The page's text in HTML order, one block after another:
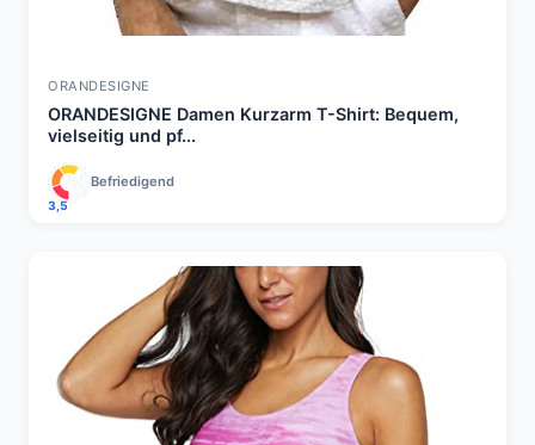
ORANDESIGNE
ORANDESIGNE Damen Kurzarm T-Shirt: Bequem,
vielseitig und pf...
3,5
Befriedigend